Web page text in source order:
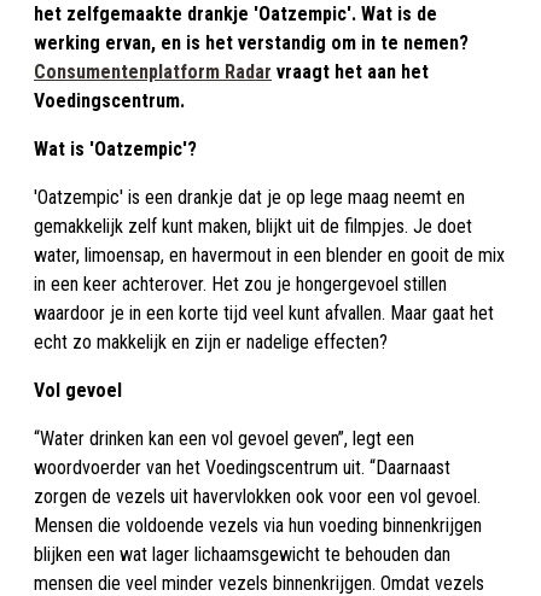
het zelfgemaakte drankje 'Oatzempic'. Wat is de
werking ervan, en is het verstandig om in te nemen?
Consumentenplatform Radar vraagt het aan het
Voedingscentrum.
Wat is 'Oatzempic'?
'Oatzempic' is een drankje dat je op lege maag neemt en
gemakkelijk zelf kunt maken, blijkt uit de filmpjes. Je doet
water, limoensap, en havermout in een blender en gooit de mix
in een keer achterover. Het zou je hongergevoel stillen
waardoor je in een korte tijd veel kunt afvallen. Maar gaat het
echt zo makkelijk en zijn er nadelige effecten?
Vol gevoel
“Water drinken kan een vol gevoel geven”, legt een
woordvoerder van het Voedingscentrum uit. “Daarnaast
zorgen de vezels uit havervlokken ook voor een vol gevoel.
Mensen die voldoende vezels via hun voeding binnenkrijgen
blijken een wat lager lichaamsgewicht te behouden dan
mensen die veel minder vezels binnenkrijgen. Omdat vezels